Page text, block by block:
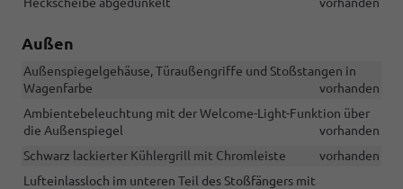
Außen
Außenspiegelgehäuse, Türaußengriffe und Stoßstangen in
Wagenfarbe
vorhanden
Ambientebeleuchtung mit der Welcome-Light-Funktion über
die Außenspiegel
vorhanden
Schwarz lackierter Kühlergrill mit Chromleiste
vorhanden
Lufteinlassloch im unteren Teil des Stoßfängers mit